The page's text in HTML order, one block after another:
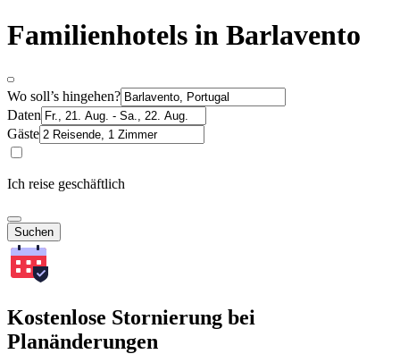
Familienhotels in Barlavento
Wo soll’s hingehen?
Daten
Gäste
Ich reise geschäftlich
Suchen
Kostenlose Stornierung bei
Planänderungen